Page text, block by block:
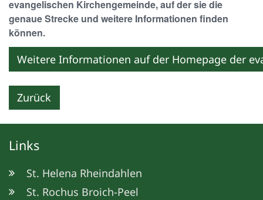
evangelischen Kirchengemeinde, auf der sie die
genaue Strecke und weitere Informationen finden
können.
Weitere Informationen auf der Homepage der
Zurück
Links
St. Helena Rheindahlen
St. Rochus Broich-Peel